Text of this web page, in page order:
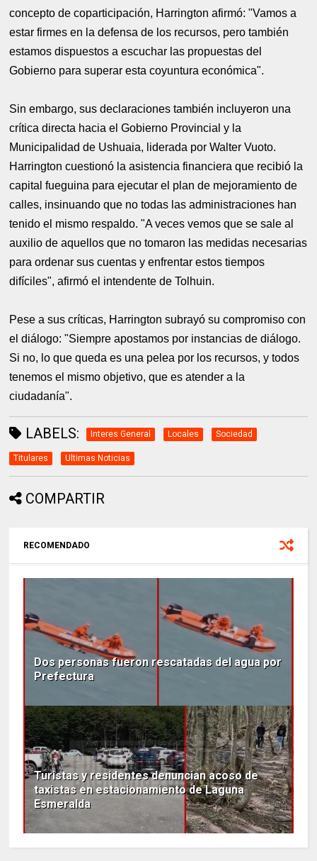
concepto de coparticipación, Harrington afirmó: "Vamos a
estar firmes en la defensa de los recursos, pero también
estamos dispuestos a escuchar las propuestas del
Gobierno para superar esta coyuntura económica".
Sin embargo, sus declaraciones también incluyeron una
crítica directa hacia el Gobierno Provincial y la
Municipalidad de Ushuaia, liderada por Walter Vuoto.
Harrington cuestionó la asistencia financiera que recibió la
capital fueguina para ejecutar el plan de mejoramiento de
calles, insinuando que no todas las administraciones han
tenido el mismo respaldo. "A veces vemos que se sale al
auxilio de aquellos que no tomaron las medidas necesarias
para ordenar sus cuentas y enfrentar estos tiempos
difíciles", afirmó el intendente de Tolhuin.
Pese a sus críticas, Harrington subrayó su compromiso con
el diálogo: "Siempre apostamos por instancias de diálogo.
Si no, lo que queda es una pelea por los recursos, y todos
tenemos el mismo objetivo, que es atender a la
ciudadanía".
LABELS: Interes General Locales Sociedad
Titulares Ultimas Noticias
COMPARTIR
RECOMENDADO
Dos personas fueron rescatadas del agua por
Prefectura
Turistas y residentes denuncian acoso de
taxistas en estacionamiento de Laguna
Esmeralda